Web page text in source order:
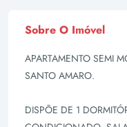
Sobre O Imóvel
APARTAMENTO SEMI
SANTO AMARO.
DISPÕE DE 1